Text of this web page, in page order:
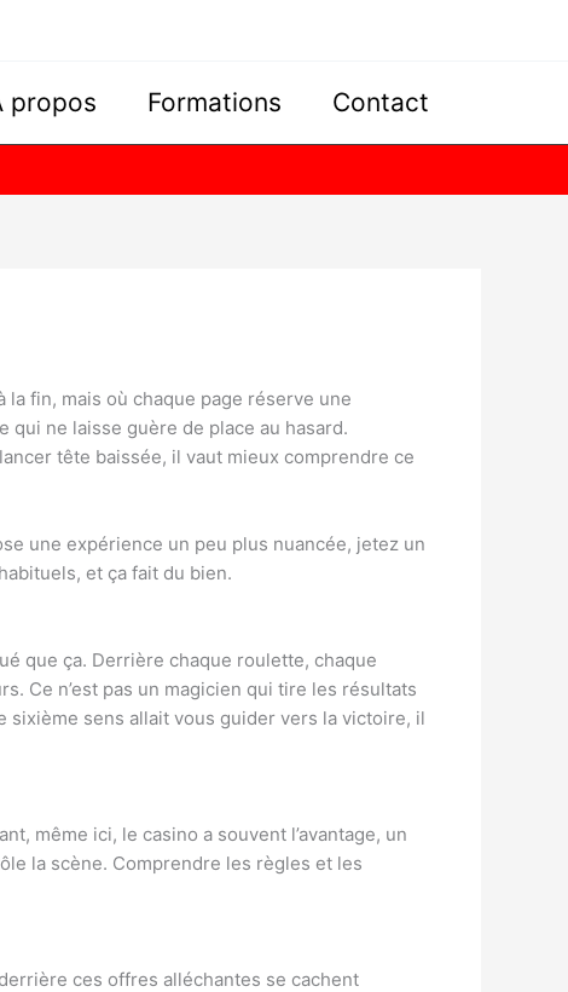
propos Formations Contact
la fin, mais où chaque page réserve une
ne laisse guère de place au hasard.
tête baissée, il vaut mieux comprendre ce
une expérience un peu plus nuancée, jetez un
et ça fait du bien.
que ça. Derrière chaque roulette, chaque
Ce n’est pas un magicien qui tire les résultats
sixième sens allait vous guider vers la victoire, il
même ici, le casino a souvent l’avantage, un
la scène. Comprendre les règles et les
ces offres alléchantes se cachent